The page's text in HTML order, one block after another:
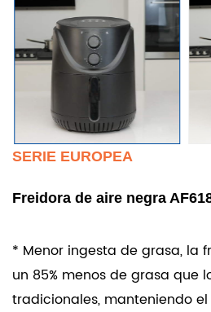
SERIE EUROPEA
Freidora de aire negra
* Menor ingesta de grasa, la
un 85% menos de grasa que
tradicionales, manteniendo